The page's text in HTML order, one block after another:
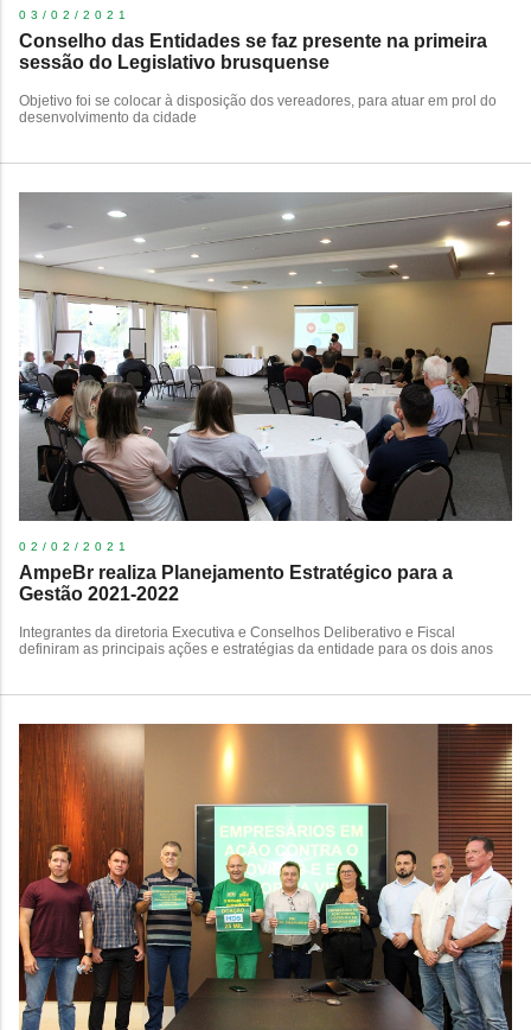
03/02/2021
Conselho das Entidades se faz presente na primeira
sessão do Legislativo brusquense
Objetivo foi se colocar à disposição dos vereadores, para atuar em prol do
desenvolvimento da cidade
02/02/2021
AmpeBr realiza Planejamento Estratégico para a
Gestão 2021-2022
Integrantes da diretoria Executiva e Conselhos Deliberativo e Fiscal
definiram as principais ações e estratégias da entidade para os dois anos